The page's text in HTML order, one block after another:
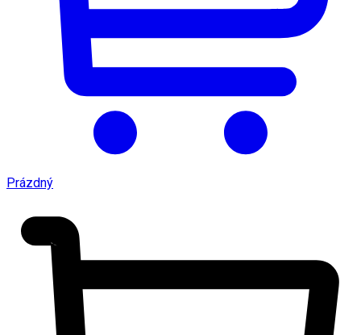
Prázdný